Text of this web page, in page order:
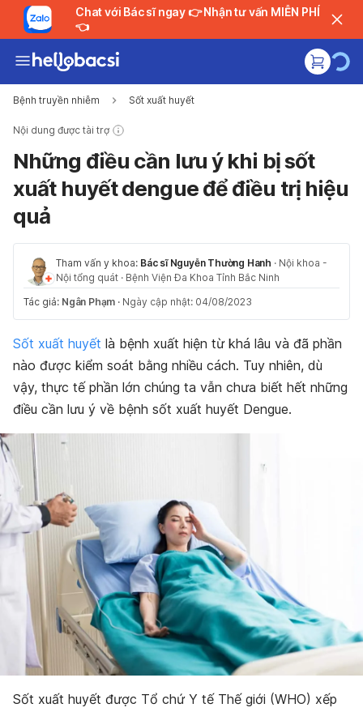
Chat với Bác sĩ ngay 👉 Nhận tư vấn MIỄN PHÍ
👈
Bệnh truyền nhiễm Sốt xuất huyết
Nội dung được tài trợ
Những điều cần lưu ý khi bị sốt
xuất huyết dengue để điều trị hiệu
quả
Tham vấn y khoa: Bác sĩ Nguyễn Thường Hanh · Nội khoa -
Nội tổng quát · Bệnh Viện Đa Khoa Tỉnh Bắc Ninh
Tác giả: Ngân Phạm · Ngày cập nhật: 04/08/2023
Sốt xuất huyết là bệnh xuất hiện từ khá lâu và đã phần
nào được kiểm soát bằng nhiều cách. Tuy nhiên, dù
vậy, thực tế phần lớn chúng ta vẫn chưa biết hết những
điều cần lưu ý về bệnh sốt xuất huyết Dengue.
Sốt xuất huyết được Tổ chứ Y tế Thế giới (WHO) xếp